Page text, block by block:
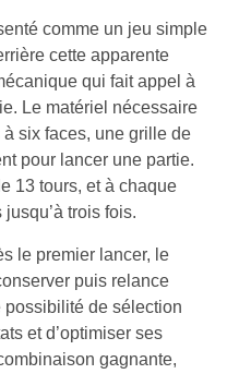
comme un jeu simple
cette apparente
qui fait appel à
Le matériel nécessaire
six faces, une grille de
pour lancer une partie.
13 tours, et à chaque
trois fois.
le premier lancer, le
puis relance
possibilité de sélection
et d’optimiser ses
gagnante,